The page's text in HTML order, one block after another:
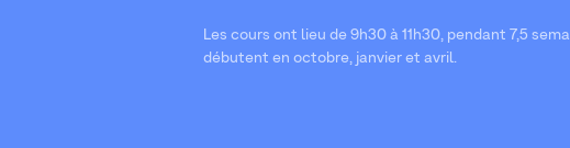
Les cours ont lieu de 9h30 à 11h30, pendant 7,5
débutent en octobre, janvier et avril.